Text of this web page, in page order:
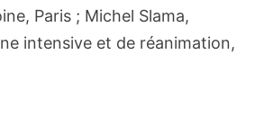
Paris ; Michel Slama,
intensive et de réanimation,